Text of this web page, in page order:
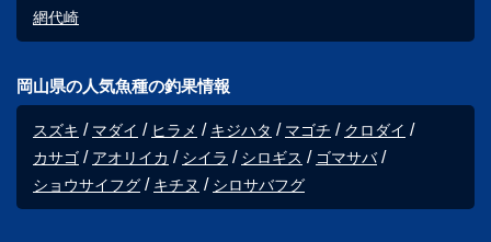
網代崎
岡山県の人気魚種の釣果情報
スズキ マダイ ヒラメ キジハタ マゴチ
クロダイ
カサゴ
アオリイカ シイラ シロギス
ゴマサバ
ショウサイフグ
キチヌ シロサバフグ